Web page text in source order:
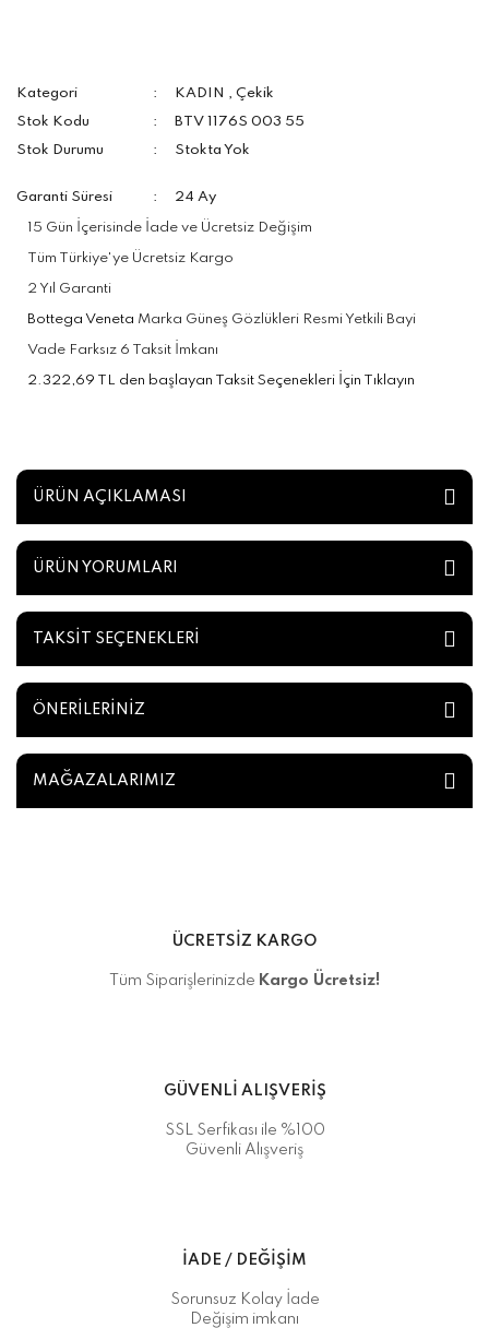
Kategori KADIN ,Çekik
Stok Kodu
BTV 1176S 003 55
Stok Durumu
Stokta Yok
Garanti Süresi 24 Ay
15 Gün İçerisinde İade ve Ücretsiz Değişim
Tüm Türkiye'ye Ücretsiz Kargo
2 Yıl Garanti
Bottega Veneta Marka Güneş Gözlükleri Resmi Yetkili Bayi
Vade Farksız 6 Taksit İmkanı
2.322,69 TL den başlayan Taksit Seçenekleri İçin Tıklayın
ÜRÜN AÇIKLAMASI
ÜRÜN YORUMLARI
TAKSİT SEÇENEKLERİ
ÖNERİLERİNİZ
MAĞAZALARIMIZ
ÜCRETSİZ KARGO
Tüm Siparişlerinizde Kargo Ücretsiz!
GÜVENLİ ALIŞVERİŞ
SSL Serfikası ile %100
Güvenli Alışveriş
İADE / DEĞİŞİM
Sorunsuz Kolay İade
Değişim imkanı